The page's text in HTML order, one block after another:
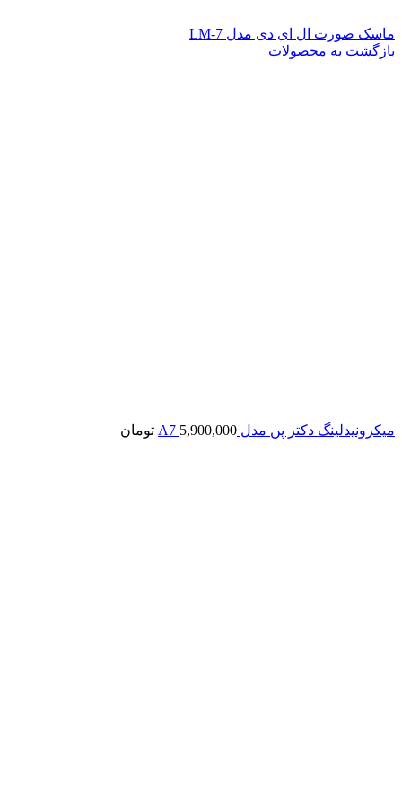
ماسک صورت ال ای دی مدل LM-7
بازگشت به محصولات
میکرونیدلینگ دکتر پن مدل A7 5,900,000 تومان